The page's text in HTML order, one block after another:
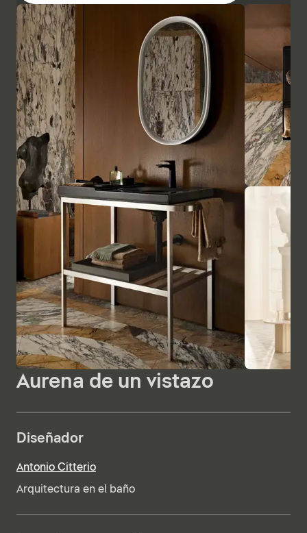
Aurena de un vistazo
Diseñador
Antonio Citterio
Arquitectura en el baño